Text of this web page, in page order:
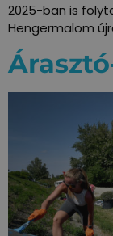
2025-ban is
Hengermalom